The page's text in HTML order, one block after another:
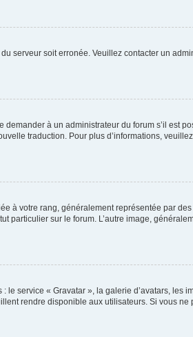
serveur soit erronée. Veuillez contacter un
à un administrateur du forum s’il est
traduction. Pour plus d’informations,
à votre rang, généralement représentée par
particulier sur le forum. L’autre image,
service « Gravatar », la galerie d’avatars, les
rendre disponible aux utilisateurs. Si vous ne